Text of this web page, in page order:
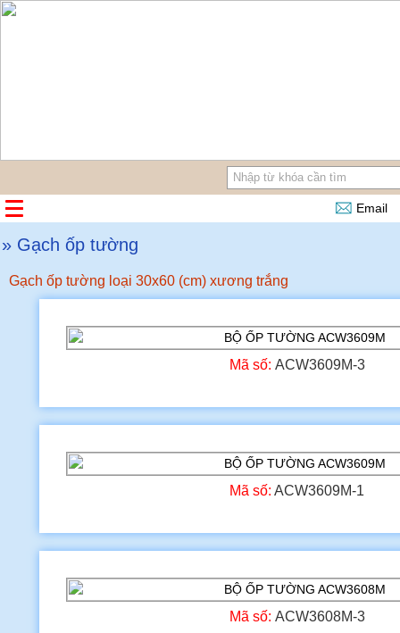
Email
» Gạch ốp tường
Gạch ốp tường loại 30x60 (cm) xương trắng
Mã số: ACW3609M-3
Mã số: ACW3609M-1
Mã số: ACW3608M-3